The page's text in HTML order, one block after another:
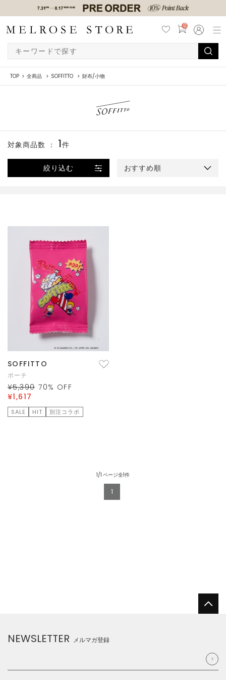
0
TOP 全商品 SOFFITTO 財布/小物
絞り込む おすすめ順
対象商品数 ： 1件
SOFFITTO
ポーチ
¥5,390 70% OFF
¥1,617
SALE HIT 別注コラボ
1/1 ページ全1件
1
NEWSLETTER メルマガ登録